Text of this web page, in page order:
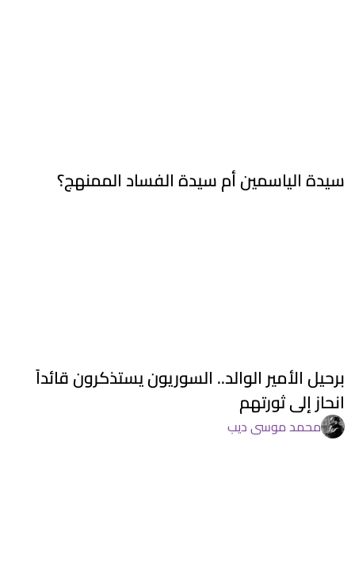
سيدة الياسمين أم سيدة الفساد الممنهج؟
برحيل الأمير الوالد.. السوريون يستذكرون قائداً
انحاز إلى ثورتهم
محمد موسى ديب